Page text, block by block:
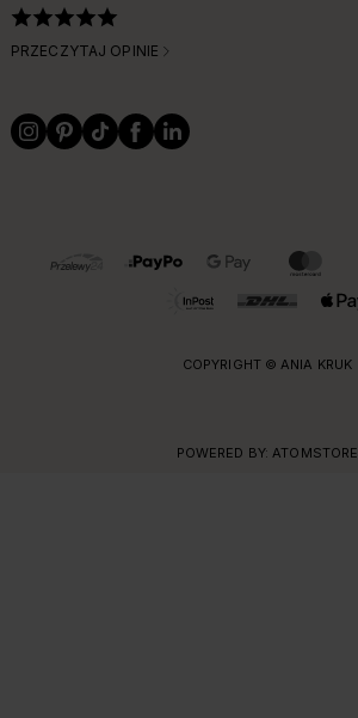
PRZECZYTAJ OPINIE
OBSŁUGIWANE FORMY PŁATNOŚCI I DOSTAWY
COPYRIGHT © ANIA KRUK
POWERED BY: ATOMSTORE